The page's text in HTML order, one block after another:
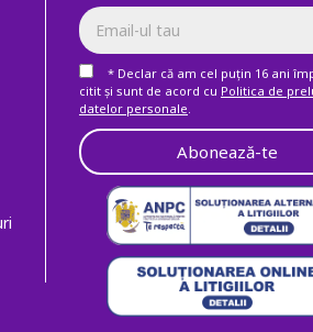
* Declar că am cel puţin 16 ani
citit şi sunt de acord cu Politica de
datelor personale
Abonează-te